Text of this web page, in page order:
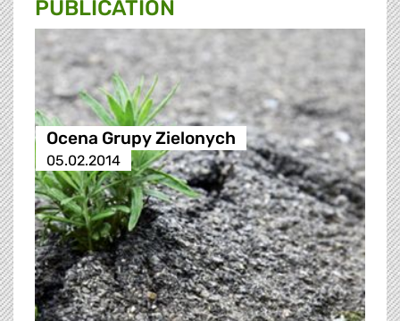
PUBLICATION
Ocena Grupy Zielonych
05.02.2014